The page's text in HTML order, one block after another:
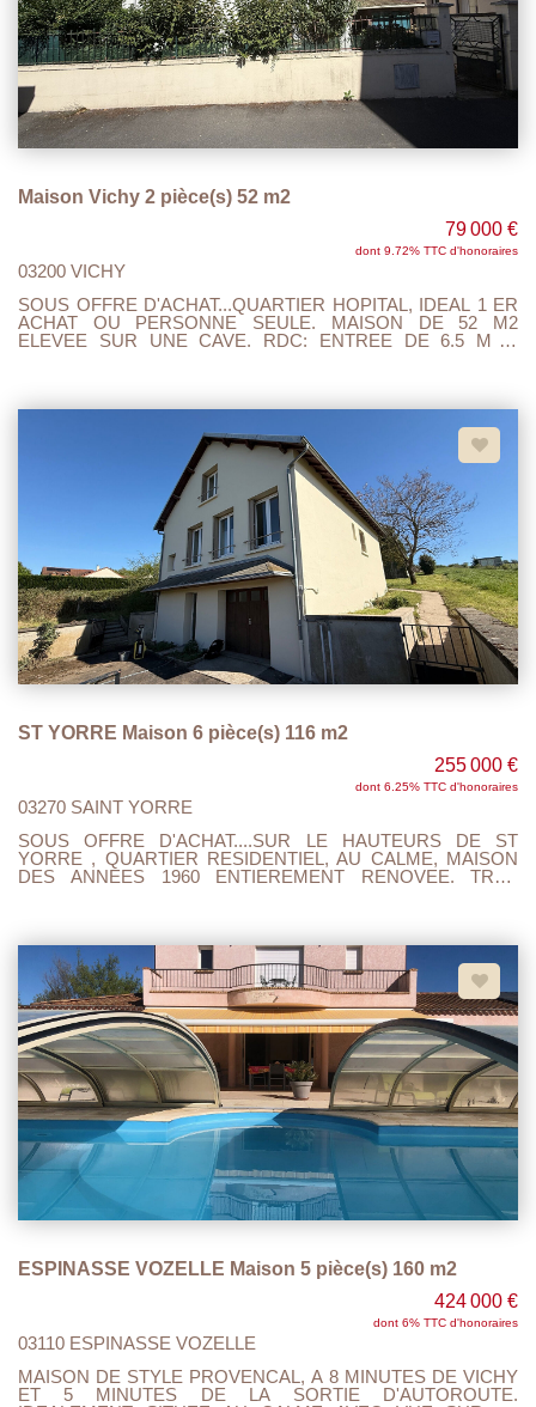
Maison Vichy 2 pièce(s) 52 m2
79 000 €
dont 9.72% TTC d'honoraires
03200 VICHY
SOUS OFFRE D'ACHAT...QUARTIER HOPITAL, IDEAL 1 ER
ACHAT OU PERSONNE SEULE. MAISON DE 52 M2
ELEVEE SUR UNE CAVE. RDC: ENTREE DE 6.5 M 2,
QU'UNE PIECE MANSARDEE. A RENOVER.... COUR AVEC
GARAGE DE 18.5 M 2. TOUT A L'EGOUT, TAXE FONCIERE
697 EUROS. PROXIMITE GARE, HOPITAL,BUS...
ST YORRE Maison 6 pièce(s) 116 m2
255 000 €
dont 6.25% TTC d'honoraires
03270 SAINT YORRE
SOUS OFFRE D'ACHAT....SUR LE HAUTEURS DE ST
YORRE , QUARTIER RESIDENTIEL, AU CALME, MAISON
DES ANNEES 1960 ENTIEREMENT RENOVEE. TRES
CUISINE OUVERTE SUR SEJOUR, 2 CHAMBRES DONT
UNE AVEC SALLE DE DOUCHE, WC ET UNE 2 IEME SALLE
DE DOUCHE COMMUNE. 2 IEME ETAGE : COULOIR AVEC
PLACARD QUI DONNE SUR 2 CHAMBRES, 1 BUREAU, 1
WC . LES PRESTATIONS: PACK CLIM AIR / AIR, ISOLATION
PAR L'INTERIEUR ET PAR LE TOIT, DOUBLE VITRAGE,
FACADE NEUVE, PARQUETS,TOUT A L'EGOUT
CONFORME, TERRAIN D'UNE CONTENANCE DE 900 M2
AVEC UNE DEPENDANCE DE 35 M 2. VUS DEGAGEE, AU
CALME . ESPACE CUISINE ENTIEREMENT PRE-EQUIPE IL
NE RESTE PLUS QU'A INSTALER LA CUISINE DE VOTRE
CHOIX. TOUT EST ENTIEREMENT NEUF FACTURES A
L'APPUIS. A VISITER ET FAIRE OFFRE..
ESPINASSE VOZELLE Maison 5 pièce(s) 160 m2
424 000 €
dont 6% TTC d'honoraires
03110 ESPINASSE VOZELLE
MAISON DE STYLE PROVENCAL, A 8 MINUTES DE VICHY
ET 5 MINUTES DE LA SORTIE D'AUTOROUTE.